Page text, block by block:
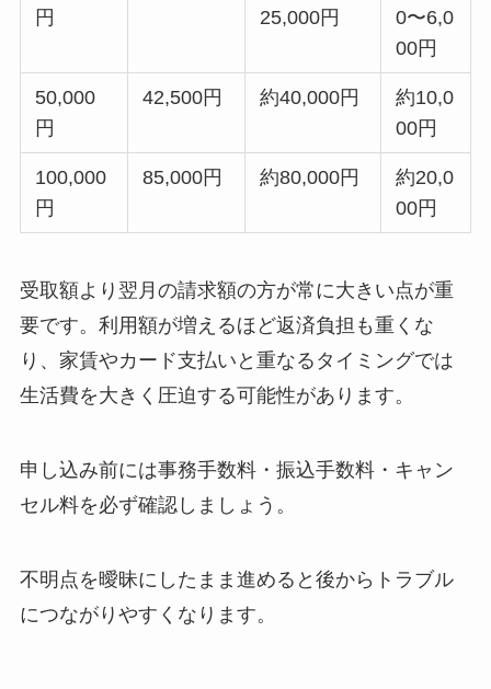
円
25,000円
0〜6,0
00円
50,000
円
42,500円 約40,000円
約10,0
00円
100,000
円
85,000円 約80,000円
約20,0
00円
受取額より翌月の請求額の方が常に大きい点が重
要です。利用額が増えるほど返済負担も重くな
り、家賃やカード支払いと重なるタイミングでは
生活費を大きく圧迫する可能性があります。
申し込み前には事務手数料・振込手数料・キャン
セル料を必ず確認しましょう。
不明点を曖昧にしたまま進めると後からトラブル
につながりやすくなります。